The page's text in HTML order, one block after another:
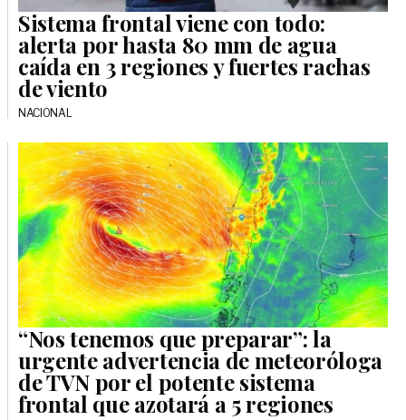
Sistema frontal viene con todo:
alerta por hasta 80 mm de agua
caída en 3 regiones y fuertes rachas
de viento
NACIONAL
“Nos tenemos que preparar”: la
urgente advertencia de meteoróloga
de TVN por el potente sistema
frontal que azotará a 5 regiones